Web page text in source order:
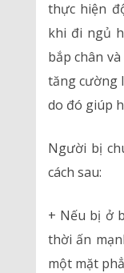
thực hiện
khi đi ngủ
bắp chân
tăng cường
do đó giúp
Người bị
cách sau:
+ Nếu bị ở
thời ấn
một mặt